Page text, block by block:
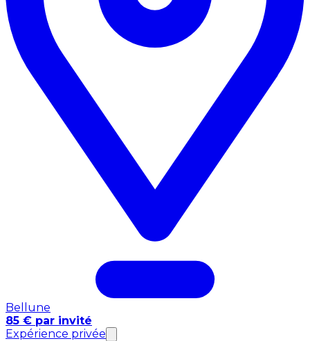
Bellune
85 € par invité
Expérience privée